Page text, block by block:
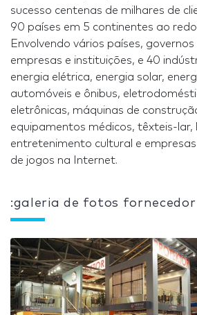
sucesso centenas de milhares de
90 países em 5 continentes ao
Envolvendo vários países,
empresas e instituições, e 40
energia elétrica, energia solar,
automóveis e ônibus,
eletrônicas, máquinas de
equipamentos médicos, têxteis-lar,
entretenimento cultural e
de jogos na Internet.
:galeria de fotos fornecedor